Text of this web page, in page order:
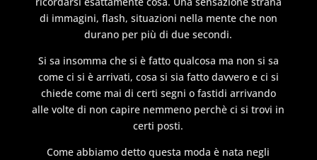
di immagini, flash, situazioni nella mente che non
durano per più di due secondi.
Si sa insomma che si è fatto qualcosa ma non si sa
come ci si è arrivati, cosa si sia fatto davvero e ci si
chiede come mai di certi segni o fastidi arrivando
alle volte di non capire nemmeno perchè ci si trovi in
certi posti.
Come abbiamo detto questa moda è nata negli